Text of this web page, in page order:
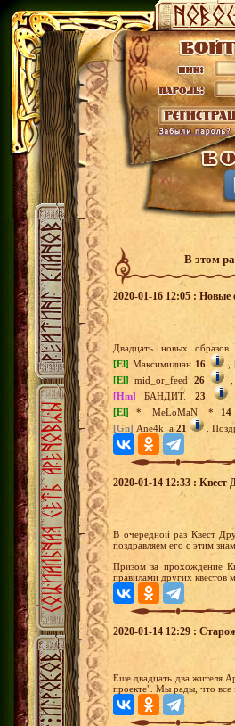
В этом
2020-01-16 12:05 : Новые
Двадцать новых
[El] Максимилиан 16 ,
[El] mid_or_feed 26
[Hm] БАНДИТ. 23
[El] *__MeLoMaN__* 14
[Gn] Ane4k_a21 .
2020-01-14 12:33 : Квест
В очередной раз Квест
поздравляем его с этим
Призом за прохождение
правилами других квестов
2020-01-14 12:29 :
Еще двадцать два жителя
проекте". Мы рады, что все